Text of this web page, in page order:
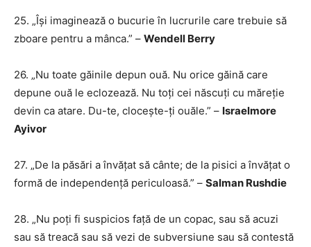
25. „Își imaginează o bucurie în lucrurile care trebuie să
zboare pentru a mânca.” – Wendell Berry
26. „Nu toate găinile depun ouă. Nu orice găină care
depune ouă le eclozează. Nu toți cei născuți cu măreție
devin ca atare. Du-te, clocește-ți ouăle.” – Israelmore
Ayivor
27. „De la păsări a învățat să cânte; de la pisici a învățat o
formă de independență periculoasă.” – Salman Rushdie
28. „Nu poți fi suspicios față de un copac, sau să acuzi
sau să treacă sau să vezi de subversiune sau să contestă